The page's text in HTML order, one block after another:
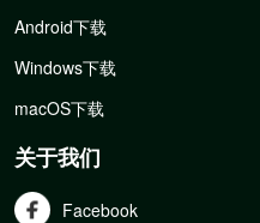
Android下载
Windows下载
macOS下载
关于我们
Facebook